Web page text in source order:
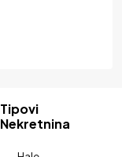
Tipovi
Nekretnina